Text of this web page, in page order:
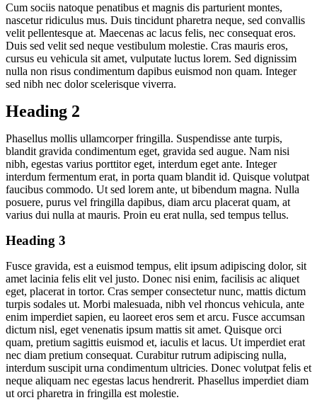
Cum sociis natoque penatibus et magnis dis parturient montes,
nascetur ridiculus mus. Duis tincidunt pharetra neque, sed convallis
velit pellentesque at. Maecenas ac lacus felis, nec consequat eros.
Duis sed velit sed neque vestibulum molestie. Cras mauris eros,
cursus eu vehicula sit amet, vulputate luctus lorem. Sed dignissim
nulla non risus condimentum dapibus euismod non quam. Integer
sed nibh nec dolor scelerisque viverra.
Heading 2
Phasellus mollis ullamcorper fringilla. Suspendisse ante turpis,
blandit gravida condimentum eget, gravida sed augue. Nam nisi
nibh, egestas varius porttitor eget, interdum eget ante. Integer
interdum fermentum erat, in porta quam blandit id. Quisque volutpat
faucibus commodo. Ut sed lorem ante, ut bibendum magna. Nulla
posuere, purus vel fringilla dapibus, diam arcu placerat quam, at
varius dui nulla at mauris. Proin eu erat nulla, sed tempus tellus.
Heading 3
Fusce gravida, est a euismod tempus, elit ipsum adipiscing dolor, sit
amet lacinia felis elit vel justo. Donec nisi enim, facilisis ac aliquet
eget, placerat in tortor. Cras semper consectetur nunc, mattis dictum
turpis sodales ut. Morbi malesuada, nibh vel rhoncus vehicula, ante
enim imperdiet sapien, eu laoreet eros sem et arcu. Fusce accumsan
dictum nisl, eget venenatis ipsum mattis sit amet. Quisque orci
quam, pretium sagittis euismod et, iaculis et lacus. Ut imperdiet erat
nec diam pretium consequat. Curabitur rutrum adipiscing nulla,
interdum suscipit urna condimentum ultricies. Donec volutpat felis et
neque aliquam nec egestas lacus hendrerit. Phasellus imperdiet diam
ut orci pharetra in fringilla est molestie.